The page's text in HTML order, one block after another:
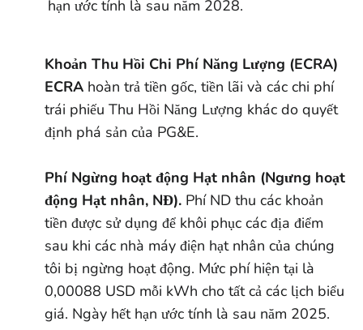
hạn ước tính là sau năm 2028.
Khoản Thu Hồi Chi Phí Năng Lượng (ECRA)
ECRA hoàn trả tiền gốc, tiền lãi và các chi phí
trái phiếu Thu Hồi Năng Lượng khác do quyết
định phá sản của PG&E.
Phí Ngừng hoạt động Hạt nhân (Ngưng hoạt
động Hạt nhân, NĐ). Phí ND thu các khoản
tiền được sử dụng để khôi phục các địa điểm
sau khi các nhà máy điện hạt nhân của chúng
tôi bị ngừng hoạt động. Mức phí hiện tại là
0,00088 USD mỗi kWh cho tất cả các lịch biểu
giá. Ngày hết hạn ước tính là sau năm 2025.